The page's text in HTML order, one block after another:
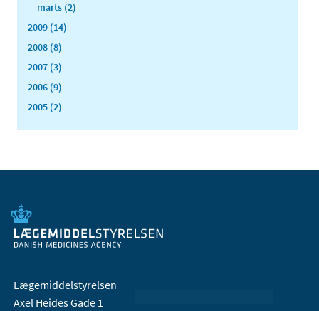
marts (2)
2009 (14)
2008 (8)
2007 (3)
2006 (9)
2005 (2)
Lægemiddelstyrelsen
Axel Heides Gade 1